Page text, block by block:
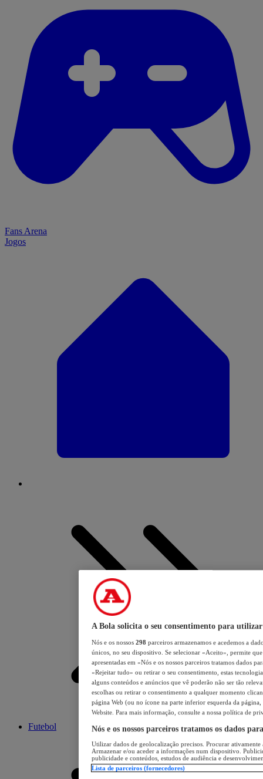
Fans Arena
Jogos
Futebol
A Bola solicita o seu consentimento para utilizar
Nós e os nossos 298 parceiros armazenamos e acedemos a
únicos, no seu dispositivo. Se selecionar «Aceito», permite
apresentadas em «Nós e os nossos parceiros tratamos dados
«Rejeitar tudo» ou retirar o seu consentimento, estas
alguns conteúdos e anúncios que vê poderão não ser tão
escolhas ou retirar o consentimento a qualquer momento
página Web (ou no ícone na parte inferior esquerda da página,
Website. Para mais informação, consulte a nossa política de
Nós e os nossos parceiros tratamos os dados
Utilizar dados de geolocalização precisos. Procurar
Armazenar e/ou aceder a informações num dispositivo.
publicidade e conteúdos, estudos de audiência e
Lista de parceiros (fornecedores)